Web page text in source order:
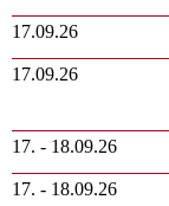
17.09.26
17.09.26
17. - 18.09.26
17. - 18.09.26